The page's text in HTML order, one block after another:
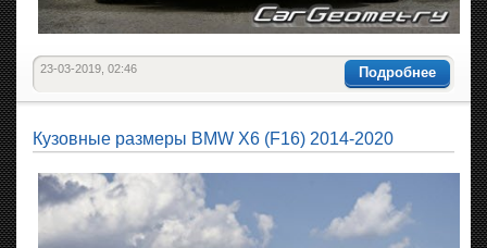
Подробнее
23-03-2019, 02:46
Кузовные размеры BMW X6 (F16) 2014-2020